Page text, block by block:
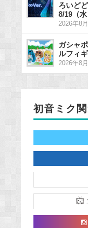
ろいど
8/19（
2026年8
ガシャ
ルフィ
2026年8
初音ミク